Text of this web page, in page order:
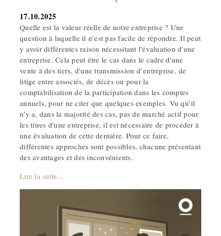
17.10.2025
Quelle est la valeur réelle de notre entreprise ? Une
question à laquelle il n’est pas facile de répondre. Il peut
y avoir différentes raison nécessitant l'évaluation d'une
entreprise. Cela peut être le cas dans le cadre d'une
vente à des tiers, d'une transmission d’entreprise, de
litige entre associés, de décès ou pour la
comptabilisation de la participation dans les comptes
annuels, pour ne citer que quelques exemples. Vu qu’il
n’y a, dans la majorité des cas, pas de marché actif pour
les titres d'une entreprise, il est nécessaire de procéder à
une évaluation de cette dernière. Pour ce faire,
différentes approches sont possibles, chacune présentant
des avantages et des inconvénients.
Lire la suite...